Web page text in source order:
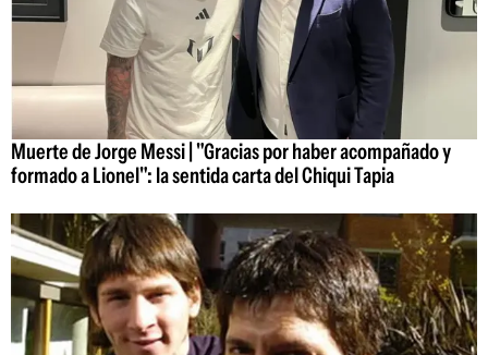
Muerte de Jorge Messi | "Gracias por haber acompañado y
formado a Lionel": la sentida carta del Chiqui Tapia